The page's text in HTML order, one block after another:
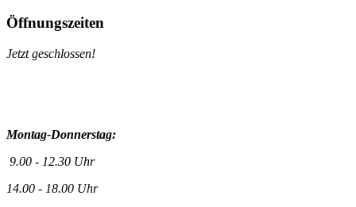
Öffnungszeiten
Jetzt geschlossen!
Montag-Donnerstag:
9.00 - 12.30 Uhr
14.00 - 18.00 Uhr